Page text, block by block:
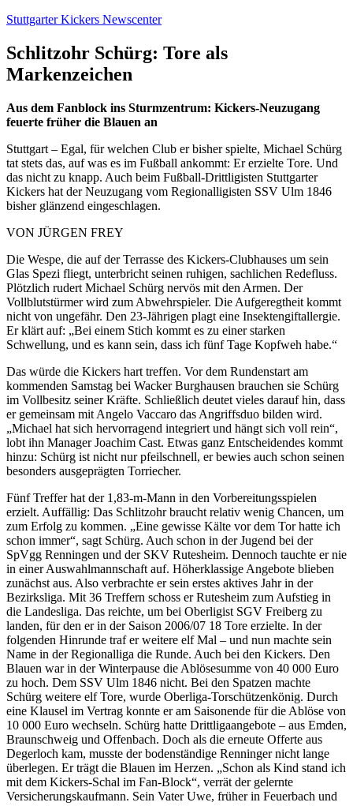
Zum
springen
Stuttgarter Kickers Newscenter
Schlitzohr Schürg: Tore als
Markenzeichen
Aus dem Fanblock ins Sturmzentrum: Kickers-Neuzugang
feuerte früher die Blauen an
Stuttgart – Egal, für welchen Club er bisher spielte, Michael Schürg
tat stets das, auf was es im Fußball ankommt: Er erzielte Tore. Und
das nicht zu knapp. Auch beim Fußball-Drittligisten Stuttgarter
Kickers hat der Neuzugang vom Regionalligisten SSV Ulm 1846
bisher glänzend eingeschlagen.
VON JÜRGEN FREY
Die Wespe, die auf der Terrasse des Kickers-Clubhauses um sein
Glas Spezi fliegt, unterbricht seinen ruhigen, sachlichen Redefluss.
Plötzlich rudert Michael Schürg nervös mit den Armen. Der
Vollblutstürmer wird zum Abwehrspieler. Die Aufgeregtheit kommt
nicht von ungefähr. Den 23-Jährigen plagt eine Insektengiftallergie.
Er klärt auf: „Bei einem Stich kommt es zu einer starken
Schwellung, und es kann sein, dass ich fünf Tage Kopfweh habe.“
Das würde die Kickers hart treffen. Vor dem Rundenstart am
kommenden Samstag bei Wacker Burghausen brauchen sie Schürg
im Vollbesitz seiner Kräfte. Schließlich deutet vieles darauf hin, dass
er gemeinsam mit Angelo Vaccaro das Angriffsduo bilden wird.
„Michael hat sich hervorragend integriert und hängt sich voll rein“,
lobt ihn Manager Joachim Cast. Etwas ganz Entscheidendes kommt
hinzu: Schürg ist nicht nur pfeilschnell, er bewies auch schon seinen
besonders ausgeprägten Torriecher.
Fünf Treffer hat der 1,83-m-Mann in den Vorbereitungsspielen
erzielt. Auffällig: Das Schlitzohr braucht relativ wenig Chancen, um
zum Erfolg zu kommen. „Eine gewisse Kälte vor dem Tor hatte ich
schon immer“, sagt Schürg. Auch schon in der Jugend bei der
SpVgg Renningen und der SKV Rutesheim. Dennoch tauchte er nie
in einer Auswahlmannschaft auf. Höherklassige Angebote blieben
zunächst aus. Also verbrachte er sein erstes aktives Jahr in der
Bezirksliga. Mit 36 Treffern schoss er Rutesheim zum Aufstieg in
die Landesliga. Das reichte, um bei Oberligist SGV Freiberg zu
landen, für den er in der Saison 2006/07 18 Tore erzielte. In der
folgenden Hinrunde traf er weitere elf Mal – und nun machte sein
Name in der Regionalliga die Runde. Auch bei den Kickers. Den
Blauen war in der Winterpause die Ablösesumme von 40 000 Euro
zu hoch. Dem SSV Ulm 1846 nicht. Bei den Spatzen machte
Schürg weitere elf Tore, wurde Oberliga-Torschützenkönig. Durch
eine Klausel im Vertrag konnte er am Saisonende für die Ablöse von
10 000 Euro wechseln. Schürg hatte Drittligaangebote – aus Emden,
Braunschweig und Offenbach. Doch als die erneute Offerte aus
Degerloch kam, musste der bodenständige Renninger nicht lange
überlegen. Er trägt die Blauen im Herzen. „Schon als Kind stand ich
mit dem Kickers-Schal im Fan-Block“, verrät der gelernte
Versicherungskaufmann. Sein Vater Uwe, früher in Feuerbach und